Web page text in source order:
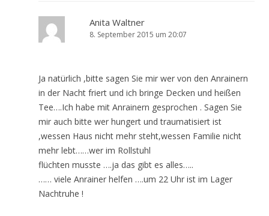
Anita Waltner
8. September 2015 um 20:07
Ja natürlich ,bitte sagen Sie mir wer von den Anrainern
in der Nacht friert und ich bringe Decken und heißen
Tee….Ich habe mit Anrainern gesprochen . Sagen Sie
mir auch bitte wer hungert und traumatisiert ist
,wessen Haus nicht mehr steht,wessen Familie nicht
mehr lebt……wer im Rollstuhl
flüchten musste ….ja das gibt es alles…..
…… viele Anrainer helfen ….um 22 Uhr ist im Lager
Nachtruhe !